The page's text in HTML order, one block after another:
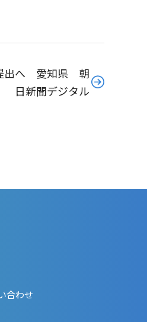
出へ 愛知県 朝
日新聞デジタル
合わせ